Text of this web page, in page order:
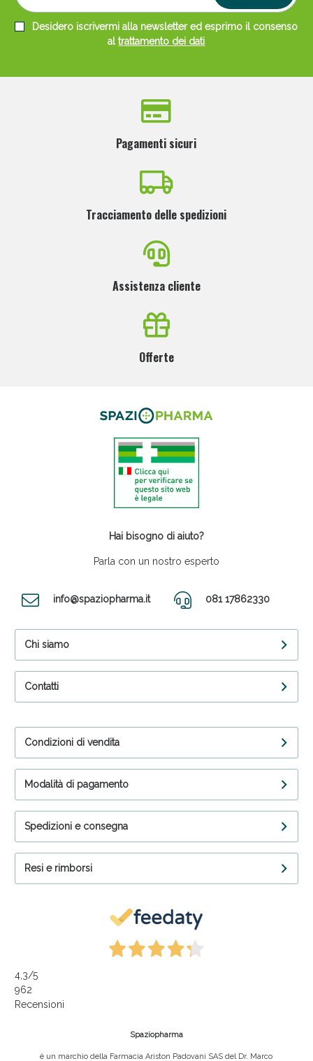
Desidero iscrivermi alla newsletter ed esprimo il consenso
altrattamento dei dati
Pagamenti sicuri
Tracciamento delle spedizioni
Assistenza cliente
Offerte
Hai bisogno di aiuto?
Parla con un nostro esperto
info@spaziopharma.it 081 17862330
Chi siamo
Contatti
Condizioni di vendita
Modalità di pagamento
Spedizioni e consegna
Resi e rimborsi
4,3/5
962
Recensioni
Spaziopharma
è un marchio della Farmacia Ariston Padovani SAS del Dr. Marco